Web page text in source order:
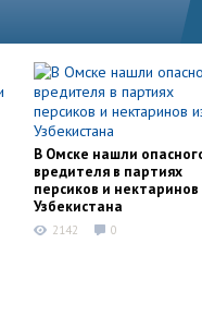
В Омске нашли
вредителя в партиях
персиков и нектаринов
Узбекистана
2142 0